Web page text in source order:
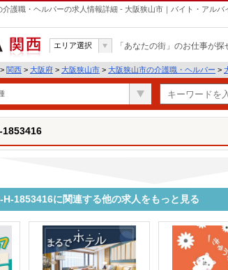
護職・ヘルパーの求人情報詳細 - 大阪狭山市｜バイト・アルバ
関西
エリア選択 「あなたの街」のお仕事が探
> 関西 > 大阪府 > 大阪狭山市 > 大阪狭山市の介護職・ヘルパー >
1853416に関連する他の求人をもっと見る